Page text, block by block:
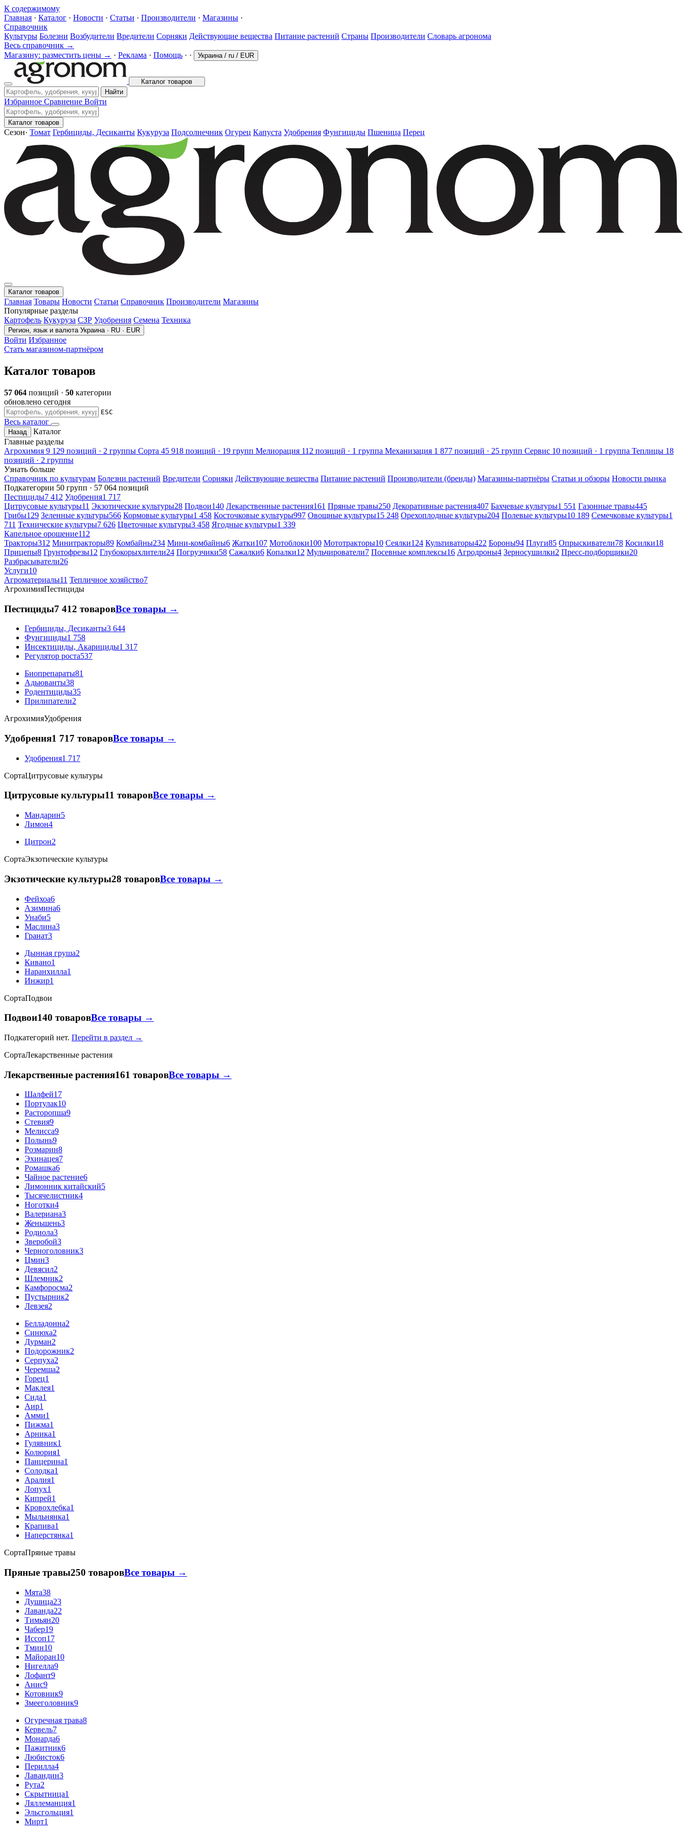
К содержимому
Главная · Каталог · Новости · Статьи · Производители · Магазины ·
Справочник
Культуры Болезни Возбудители Вредители Сорняки Действующие вещества Питание растений Страны Производители Словарь агронома
Весь справочник →
Магазину: разместить цены → · Реклама · Помощь · · Украина / ru / EUR
Каталог товаров
Найти
Избранное Сравнение Войти
Каталог товаров
Сезон· Томат Гербициды, Десиканты Кукуруза Подсолнечник Огурец Капуста Удобрения Фунгициды Пшеница Перец
Каталог товаров
Главная Товары Новости Статьи Справочник Производители Магазины
Популярные разделы
Картофель Кукуруза СЗР Удобрения Семена Техника
Регион, язык и валюта Украина · RU · EUR
Войти Избранное
Стать магазином-партнёром
Каталог товаров
57 064 позиций · 50 категории
обновлено сегодня
ESC
Весь каталог
Назад
Каталог
Главные разделы
Агрохимия 9 129 позиций · 2 группы Сорта 45 918 позиций · 19 групп Мелиорация 112 позиций · 1 группа Механизация 1 877 позиций · 25 групп Сервис 10 позиций · 1 группа Теплицы 18
позиций · 2 группы
Узнать больше
Справочник по культурам Болезни растений Вредители Сорняки Действующие вещества Питание растений Производители (бренды) Магазины-партнёры Статьи и обзоры Новости рынка
Подкатегории 50 групп · 57 064 позиций
Пестициды7 412 Удобрения1 717
Цитрусовые культуры11 Экзотические культуры28 Подвои140 Лекарственные растения161 Пряные травы250 Декоративные растения407 Бахчевые культуры1 551 Газонные травы445
Грибы129 Зеленные культуры566 Кормовые культуры1 458 Косточковые культуры997 Овощные культуры15 248 Орехоплодные культуры204 Полевые культуры10 189 Семечковые культуры1
711 Технические культуры7 626 Цветочные культуры3 458 Ягодные культуры1 339
Капельное орошение112
Тракторы312 Минитракторы89 Комбайны234 Мини-комбайны6 Жатки107 Мотоблоки100 Мототракторы10 Сеялки124 Культиваторы422 Бороны94 Плуги85 Опрыскиватели78 Косилки18
Прицепы8 Грунтофрезы12 Глубокорыхлители24 Погрузчики58 Сажалки6 Копалки12 Мульчирователи7 Посевные комплексы16 Агродроны4 Зерносушилки2 Пресс-подборщики20
Разбрасыватели26
Услуги10
Агроматериалы11 Тепличное хозяйство7
АгрохимияПестициды
Пестициды7 412 товаровВсе товары →
Гербициды, Десиканты3 644
Фунгициды1 758
Инсектициды, Акарициды1 317
Регулятор роста537
Биопрепараты81
Адьюванты38
Родентициды35
Прилипатели2
АгрохимияУдобрения
Удобрения1 717 товаровВсе товары →
Удобрения1 717
СортаЦитрусовые культуры
Цитрусовые культуры11 товаровВсе товары →
Мандарин5
Лимон4
Цитрон2
СортаЭкзотические культуры
Экзотические культуры28 товаровВсе товары →
Фейхоа6
Азимина6
Унаби5
Маслина3
Гранат3
Дынная груша2
Кивано1
Наранхилла1
Инжир1
СортаПодвои
Подвои140 товаровВсе товары →
Подкатегорий нет. Перейти в раздел →
СортаЛекарственные растения
Лекарственные растения161 товаровВсе товары →
Шалфей17
Портулак10
Расторопша9
Стевия9
Мелисса9
Полынь9
Розмарин8
Эхинацея7
Ромашка6
Чайное растение6
Лимонник китайский5
Тысячелистник4
Ноготки4
Валериана3
Женьшень3
Родиола3
Зверобой3
Черноголовник3
Цмин3
Девясил2
Шлемник2
Камфоросма2
Пустырник2
Левзея2
Белладонна2
Синюха2
Дурман2
Подорожник2
Серпуха2
Черемша2
Горец1
Маклея1
Сида1
Аир1
Амми1
Пижма1
Арника1
Гулявник1
Колюрия1
Панцерина1
Солодка1
Аралия1
Лопух1
Кипрей1
Кровохлебка1
Мыльнянка1
Крапива1
Наперстянка1
СортаПряные травы
Пряные травы250 товаровВсе товары →
Мята38
Душица23
Лаванда22
Тимьян20
Чабер19
Иссоп17
Тмин10
Майоран10
Нигелла9
Лофант9
Анис9
Котовник9
Змееголовник9
Огуречная трава8
Кервель7
Монарда6
Пажитник6
Любисток6
Перилла4
Лавандин3
Рута2
Скрытница1
Ляллеманция1
Эльсгольция1
Мирт1